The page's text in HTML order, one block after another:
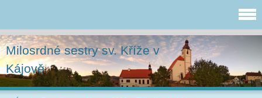
Milosrdné sestry sv. Kříže v
Kájově